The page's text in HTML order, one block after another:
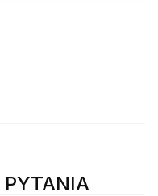
PYTANIA